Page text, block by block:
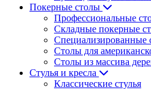
Покерные столы
Профессиональные
Складные покерные
Специализированные
Столы для
Столы из массива
Стулья и кресла
Классические стулья